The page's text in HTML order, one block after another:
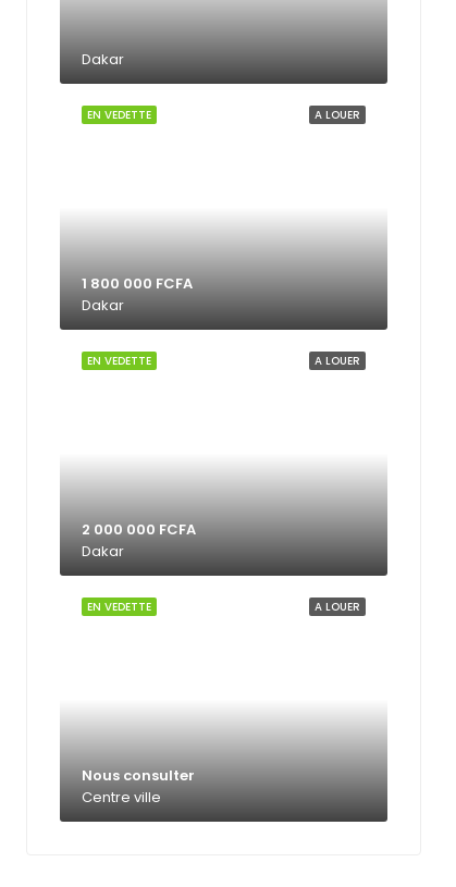
Dakar
A LOUER
EN VEDETTE
1 800 000 FCFA
Dakar
A LOUER
EN VEDETTE
2 000 000 FCFA
Dakar
A LOUER
EN VEDETTE
Nous consulter
Centre ville